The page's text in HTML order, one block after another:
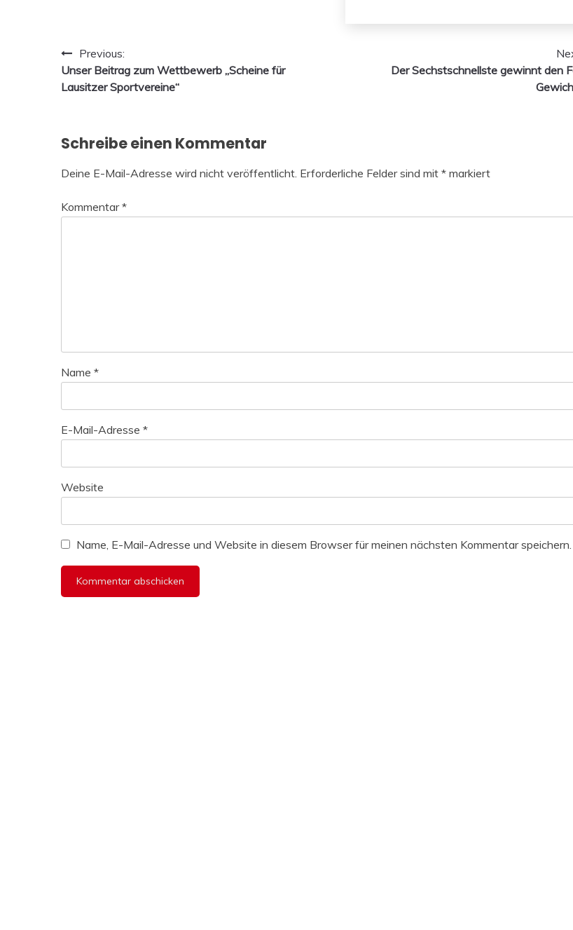
Beitragsnavigation
Previous:
Unser Beitrag zum Wettbewerb „Scheine für
Lausitzer Sportvereine“
Der Sechstschnellste gewinnt den
Schreibe einen Kommentar
Deine E-Mail-Adresse wird nicht veröffentlicht. Erforderliche Felder sind mit * markiert
Kommentar*
Name *
E-Mail-Adresse *
Website
Name, E-Mail-Adresse und Website in diesem Browser für meinen nächsten Kommentar speichern.